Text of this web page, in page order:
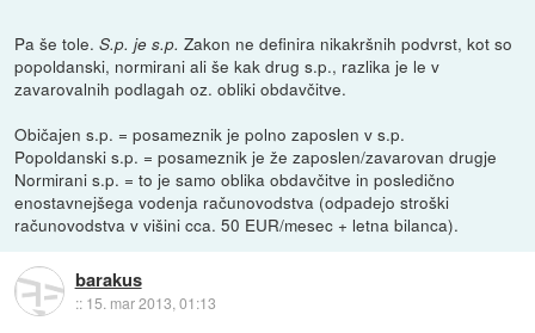
Pa še tole.S.p. je s.p. Zakon ne definira nikakršnih podvrst, kot so
popoldanski, normirani ali še kak drug s.p., razlika je le v
zavarovalnih podlagah oz. obliki obdavčitve.
Običajen s.p. = posameznik je polno zaposlen v s.p.
Popoldanski s.p. = posameznik je že zaposlen/zavarovan drugje
Normirani s.p. = to je samo oblika obdavčitve in posledično
enostavnejšega vodenja računovodstva (odpadejo stroški
računovodstva v višini cca. 50 EUR/mesec + letna bilanca).
barakus
:: 15. mar 2013, 01:13